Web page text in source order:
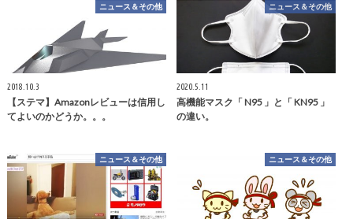
ニュース＆その他
2018.10.3
【ステマ】Amazonレビューは信用し
てよいのかどうか。。。
ニュース＆その他
2020.5.11
高機能マスク「 N95 」と「 KN95 」
の違い。
ニュース＆その他 ニュース＆その他